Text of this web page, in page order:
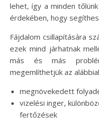
lehet, így a minden
érdekében, hogy
Fájdalom csillapítására
ezek mind járhatnak
más és más
megemlíthetjük az
megnövekedett
vizelési inger,
fertőzések